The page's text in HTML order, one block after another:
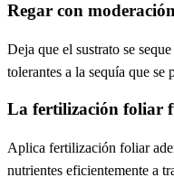
Regar con moderación
Deja que el sustrato se
tolerantes a la sequía que se
La fertilización foliar
Aplica fertilización foliar
nutrientes eficientemente a